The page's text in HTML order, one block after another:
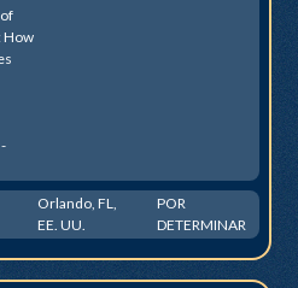
How
Orlando, FL,
EE. UU.
POR
DETERMINAR